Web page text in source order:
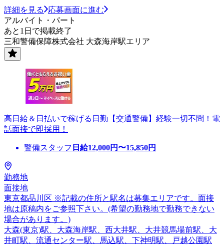
詳細を見る
応募画面に進む
アルバイト・パート
あと1日で掲載終了
三和警備保障株式会社 大森海岸駅エリア
高日給＆日払いで稼げる日勤【交通警備】経験一切不問！電
話面接で即採用！
警備スタッフ 日給12,000円〜15,850円
勤務地
面接地
東京都品川区 ※記載の住所と駅名は募集エリアです。面接
地は原稿内をご参照下さい。(希望の勤務地で勤務できない
場合があります。)
大森(東京)駅、大森海岸駅、西大井駅、大井競馬場前駅、大
井町駅、流通センター駅、馬込駅、下神明駅、戸越公園駅